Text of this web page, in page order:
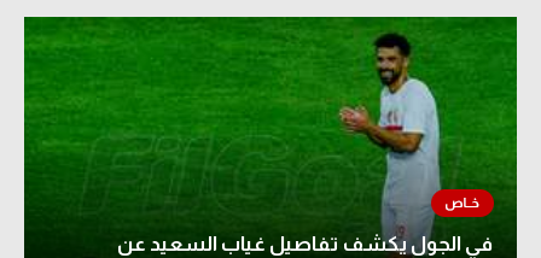
في الجول يكشف تفاصيل غياب السعيد عن